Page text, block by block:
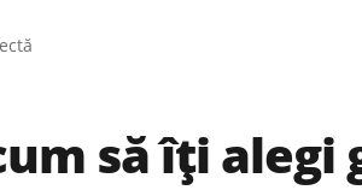
să îți alegi